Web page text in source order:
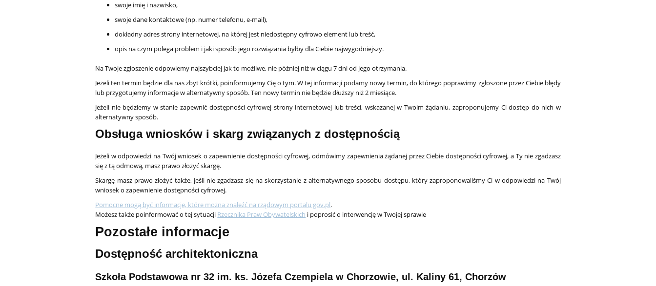
swoje imię i nazwisko,
swoje dane kontaktowe (np. numer telefonu, e-mail),
dokładny adres strony internetowej, na której jest niedostępny cyfrowo element lub treść,
opis na czym polega problem i jaki sposób jego rozwiązania byłby dla Ciebie najwygodniejszy.
Na Twoje zgłoszenie odpowiemy najszybciej jak to możliwe, nie później niż w ciągu 7 dni od jego otrzymania.
Jeżeli ten termin będzie dla nas zbyt krótki, poinformujemy Cię o tym. W tej informacji podamy nowy termin, do którego poprawimy zgłoszone przez Ciebie błędy
lub przygotujemy informacje w alternatywny sposób. Ten nowy termin nie będzie dłuższy niż 2 miesiące.
Jeżeli nie będziemy w stanie zapewnić dostępności cyfrowej strony internetowej lub treści, wskazanej w Twoim żądaniu, zaproponujemy Ci dostęp do nich w
alternatywny sposób.
Obsługa wniosków i skarg związanych z dostępnością
Jeżeli w odpowiedzi na Twój wniosek o zapewnienie dostępności cyfrowej, odmówimy zapewnienia żądanej przez Ciebie dostępności cyfrowej, a Ty nie zgadzasz
się z tą odmową, masz prawo złożyć skargę.
Skargę masz prawo złożyć także, jeśli nie zgadzasz się na skorzystanie z alternatywnego sposobu dostępu, który zaproponowaliśmy Ci w odpowiedzi na Twój
wniosek o zapewnienie dostępności cyfrowej.
Pomocne mogą być informacje, które można znaleźć na rządowym portalu gov.pl.
Możesz także poinformować o tej sytuacji Rzecznika Praw Obywatelskich i poprosić o interwencję w Twojej sprawie
Pozostałe informacje
Dostępność architektoniczna
Szkoła Podstawowa nr 32 im. ks. Józefa Czempiela w Chorzowie, ul. Kaliny 61, Chorzów